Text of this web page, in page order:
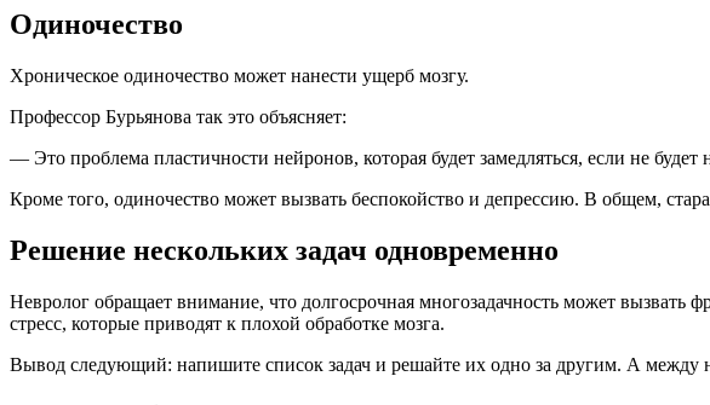
Одиночество
Хроническое одиночество может нанести ущерб мозгу.
Профессор Бурьянова так это объясняет:
— Это проблема пластичности нейронов, которая будет замедляться, если не
Кроме того, одиночество может вызвать беспокойство и депрессию. В общем,
Решение нескольких задач одновременно
Невролог обращает внимание, что долгосрочная многозадачность может
стресс, которые приводят к плохой обработке мозга.
Вывод следующий: напишите список задач и решайте их одно за другим. А между